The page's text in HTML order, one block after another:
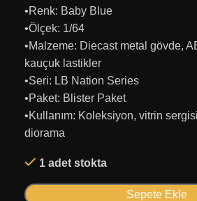
•Renk: Baby Blue
•Ölçek: 1/64
•Malzeme: Diecast metal gövde,
kauçuk lastikler
•Seri: LB Nation Series
•Paket: Blister Paket
•Kullanım: Koleksiyon, vitrin
diorama
1 adet stokta
Sepete Ekle